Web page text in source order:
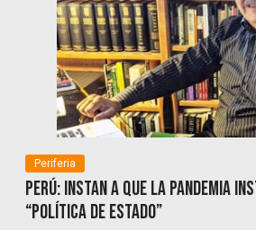
Periferia
Perú: Instan a que la pandemia
“Política de Estado”